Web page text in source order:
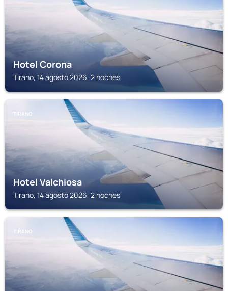
Hotel Corona
Tirano, 14 agosto 2026, 2 noches
TIRANO
Hotel Valchiosa
Tirano, 14 agosto 2026, 2 noches
TIRANO